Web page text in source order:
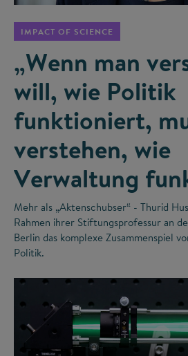
IMPACT OF SCIENCE
„Wenn man
will, wie Politik
funktioniert,
verstehen, wie
Verwaltung
Mehr als „Aktenschubser“ - Thurid
Rahmen ihrer Stiftungsprofessur an
Berlin das komplexe Zusammenspiel
Politik.